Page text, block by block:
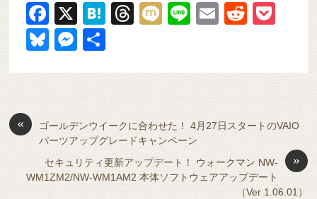
F
a
c
e
o
o
k
X
H
n
T
a
s
M
Li
E
R
di et
Bl
sk
y
M
n
g
er
«
ゴールデンウイークに合わせた！ 4月27日スタートのVAIO
パーツアップグレードキャンペーン
»
セキュリティ更新アップデート！ ウォークマン NW-
WM1ZM2/NW-WM1AM2 本体ソフトウェアアップデート
（Ver 1.06.01）